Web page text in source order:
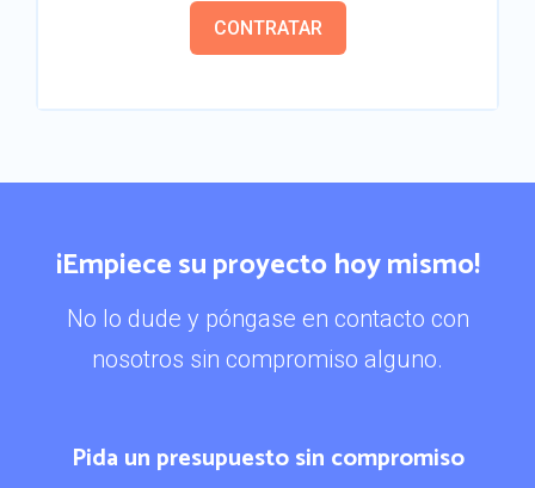
CONTRATAR
¡Empiece su proyecto hoy mismo!
No lo dude y póngase en contacto con
nosotros sin compromiso alguno.
Pida un presupuesto sin compromiso